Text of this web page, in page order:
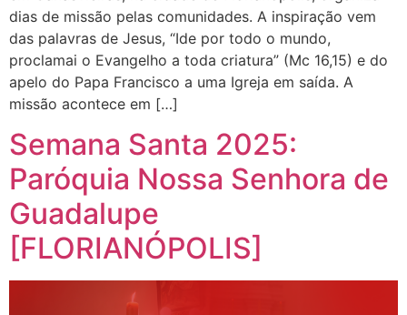
dias de missão pelas comunidades. A inspiração vem
das palavras de Jesus, “Ide por todo o mundo,
proclamai o Evangelho a toda criatura” (Mc 16,15) e do
apelo do Papa Francisco a uma Igreja em saída. A
missão acontece em […]
Semana Santa 2025:
Paróquia Nossa Senhora de
Guadalupe
[FLORIANÓPOLIS]